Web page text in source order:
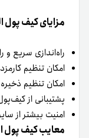
مزایای کیف پول
راه‌اندازی سریع و
امکان تنظیم
امکان تنظیم
پشتیبانی از
امنیت بیشتر از
معایب کیف پول